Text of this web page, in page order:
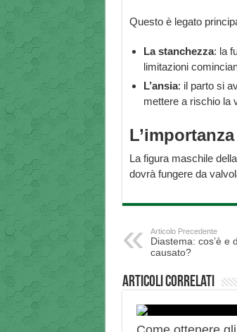
Questo è legato
La stanchezza: la
limitazioni
L’ansia: il parto si
mettere a rischio la
La figura maschile
dovrà fungere da
Articolo Precedente
Diastema: cos’è e
causato?
Articoli correlati